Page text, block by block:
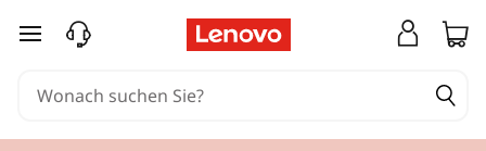
Tzum Hauptinhalt springen